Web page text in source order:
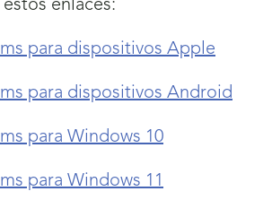
enlaces:
para dispositivos Apple
para dispositivos Android
para Windows 10
para Windows 11